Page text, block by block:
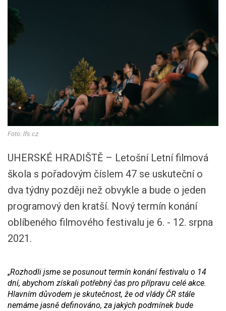
Foto: lfs.cz
UHERSKÉ HRADIŠTĚ – Letošní Letní filmová
škola s pořadovým číslem 47 se uskuteční o
dva týdny později než obvykle a bude o jeden
programový den kratší. Nový termín konání
oblíbeného filmového festivalu je 6. - 12. srpna
2021.
„Rozhodli jsme se posunout termín konání festivalu o 14
dní, abychom získali potřebný čas pro přípravu celé akce.
Hlavním důvodem je skutečnost, že od vlády ČR stále
nemáme jasně definováno, za jakých podmínek bude